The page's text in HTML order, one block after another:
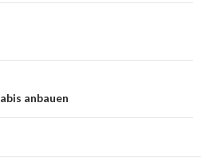
anbauen